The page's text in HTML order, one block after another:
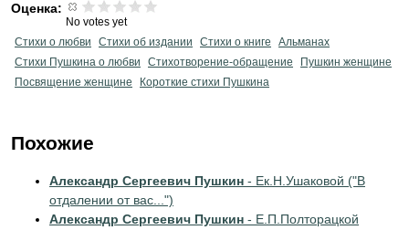
Оценка:
No votes yet
Стихи о любви
Стихи об издании Стихи о книге
Альманах
Стихи Пушкина о любви
Стихотворение-обращение
Пушкин женщине
Посвящение женщине
Короткие стихи Пушкина
Похожие
Александр Сергеевич Пушкин - Ек.Н.Ушаковой ("В
отдалении от вас...")
Александр Сергеевич Пушкин - Е.П.Полторацкой